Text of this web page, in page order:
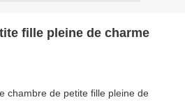
fille pleine de charme